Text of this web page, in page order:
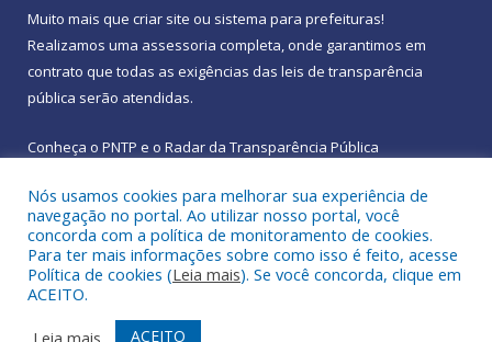
Muito mais que criar site ou sistema para prefeituras!
Realizamos uma assessoria completa, onde garantimos em
contrato que todas as exigências das leis de transparência
pública serão atendidas.
Conheça o PNTP e o Radar da Transparência Pública
Todos os direitos reservados a Prefeitura Municipal de
Rebouças.
Mapa do Site Acessar Área Administrativa
Nós usamos cookies para melhorar sua experiência de
navegação no portal. Ao utilizar nosso portal, você
concorda com a política de monitoramento de cookies.
Para ter mais informações sobre como isso é feito, acesse
Política de cookies (Leia mais). Se você concorda, clique em
ACEITO.
Leia mais
ACEITO